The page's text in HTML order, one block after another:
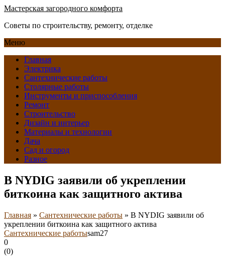
Мастерская загородного комфорта
Советы по строительству, ремонту, отделке
Меню
Главная
Электрика
Сантехнические работы
Столярные работы
Инструменты и приспособления
Ремонт
Строительство
Дизайн и интерьер
Материалы и технологии
Дача
Сад и огород
Разное
В NYDIG заявили об укреплении
биткоина как защитного актива
Главная » Сантехнические работы » В NYDIG заявили об
укреплении биткоина как защитного актива
Сантехнические работыsam27
0
(0)